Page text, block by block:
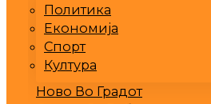
Политика
Економија
Спорт
Култура
Ново Во Градот